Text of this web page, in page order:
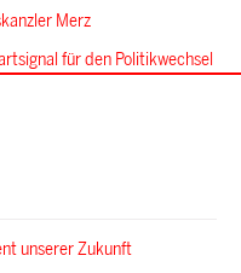
Merz
für den Politikwechsel
unserer Zukunft